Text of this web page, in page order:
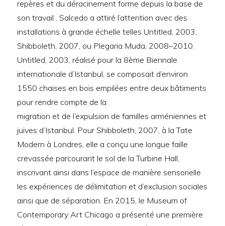
repères et du déracinement forme depuis la base de
son travail . Salcedo a attiré l’attention avec des
installations à grande échelle telles Untitled, 2003,
Shibboleth, 2007, ou Plegaria Muda, 2008–2010.
Untitled, 2003, réalisé pour la 8ème Biennale
internationale d’Istanbul, se composait d’environ
1550 chaises en bois empilées entre deux bâtiments
pour rendre compte de la
migration et de l’expulsion de familles arméniennes et
juives d’Istanbul. Pour Shibboleth, 2007, à la Tate
Modern à Londres, elle a conçu une longue faille
crevassée parcourant le sol de la Turbine Hall,
inscrivant ainsi dans l’espace de manière sensorielle
les expériences de délimitation et d’exclusion sociales
ainsi que de séparation. En 2015, le Museum of
Contemporary Art Chicago a présenté une première